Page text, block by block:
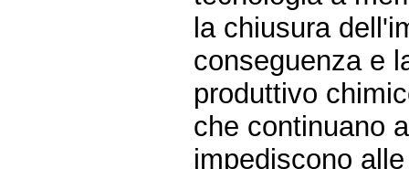
la chiusura
conseguenza e
produttivo
che continuano
impediscono